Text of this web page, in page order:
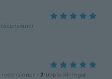
recensioner
recensioner · 7 uppladdningar